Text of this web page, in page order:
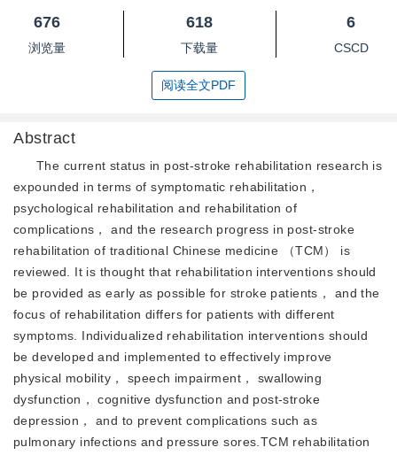
676
浏览量
618
下载量
6
CSCD
阅读全文PDF
Abstract
The current status in post-stroke rehabilitation research is
expounded in terms of symptomatic rehabilitation，
psychological rehabilitation and rehabilitation of
complications， and the research progress in post-stroke
rehabilitation of traditional Chinese medicine （TCM） is
reviewed. It is thought that rehabilitation interventions should
be provided as early as possible for stroke patients， and the
focus of rehabilitation differs for patients with different
symptoms. Individualized rehabilitation interventions should
be developed and implemented to effectively improve
physical mobility， speech impairment， swallowing
dysfunction， cognitive dysfunction and post-stroke
depression， and to prevent complications such as
pulmonary infections and pressure sores.TCM rehabilitation